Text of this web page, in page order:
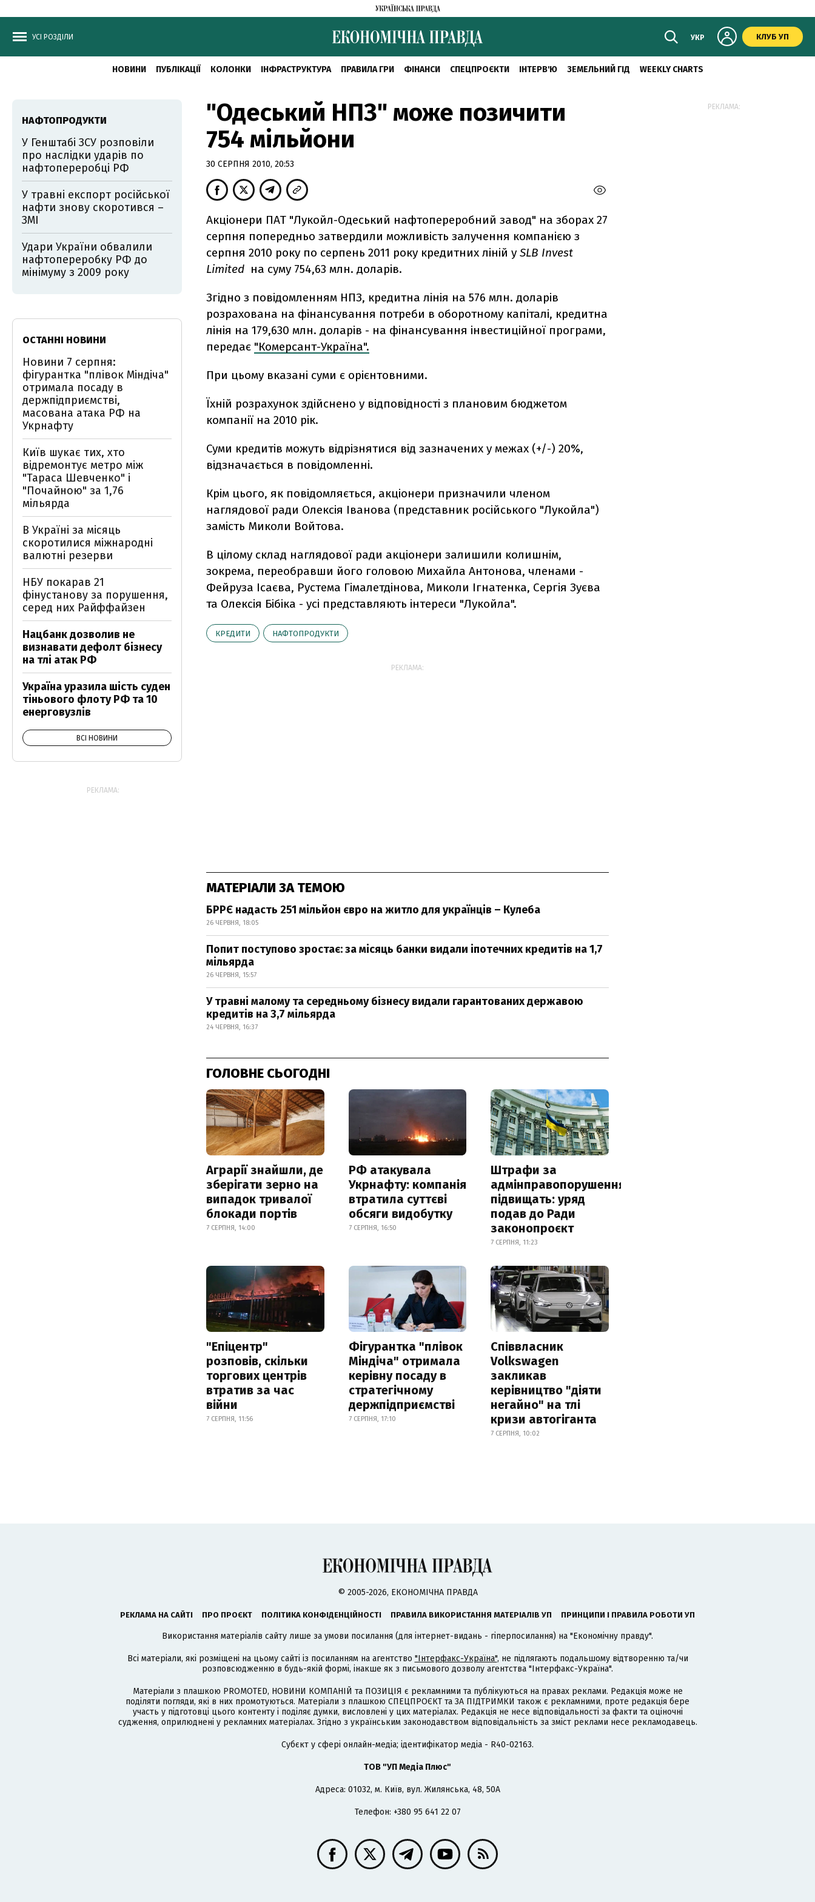
УСІ РОЗДІЛИ УКР КЛУБ УП
НОВИНИ ПУБЛІКАЦІЇ КОЛОНКИ ІНФРАСТРУКТУРА ПРАВИЛА ГРИ ФІНАНСИ СПЕЦПРОЄКТИ ІНТЕРВ'Ю ЗЕМЕЛЬНИЙ ГІД WEEKLY CHARTS
"Одеський НПЗ" може позичити
754 мільйони
30 СЕРПНЯ 2010, 20:53
Акціонери ПАТ "Лукойл-Одеський нафтопереробний завод" на зборах 27
серпня попередньо затвердили можливість залучення компанією з
серпня 2010 року по серпень 2011 року кредитних ліній у SLB Invest
Limited на суму 754,63 млн. доларів.
Згідно з повідомленням НПЗ, кредитна лінія на 576 млн. доларів
розрахована на фінансування потреби в оборотному капіталі, кредитна
лінія на 179,630 млн. доларів - на фінансування інвестиційної програми,
передає "Комерсант-Україна".
При цьому вказані суми є орієнтовними.
Їхній розрахунок здійснено у відповідності з плановим бюджетом
компанії на 2010 рік.
Суми кредитів можуть відрізнятися від зазначених у межах (+/-) 20%,
відзначається в повідомленні.
Крім цього, як повідомляється, акціонери призначили членом
наглядової ради Олексія Іванова (представник російського "Лукойла")
замість Миколи Войтова.
В цілому склад наглядової ради акціонери залишили колишнім,
зокрема, переобравши його головою Михайла Антонова, членами -
Фейруза Ісаєва, Рустема Гімалетдінова, Миколи Ігнатенка, Сергія Зуєва
та Олексія Бібіка - усі представляють інтереси "Лукойла".
КРЕДИТИ НАФТОПРОДУКТИ
РЕКЛАМА:
МАТЕРІАЛИ ЗА ТЕМОЮ
БРРЄ надасть 251 мільйон євро на житло для українців – Кулеба
26 ЧЕРВНЯ, 18:05
Попит поступово зростає: за місяць банки видали іпотечних кредитів на 1,7
мільярда
26 ЧЕРВНЯ, 15:57
У травні малому та середньому бізнесу видали гарантованих державою
кредитів на 3,7 мільярда
24 ЧЕРВНЯ, 16:37
ГОЛОВНЕ СЬОГОДНІ
Аграрії знайшли, де
зберігати зерно на
випадок тривалої
блокади портів
7 СЕРПНЯ, 14:00
РФ атакувала
Укрнафту: компанія
втратила суттєві
обсяги видобутку
7 СЕРПНЯ, 16:50
Штрафи за
адмінправопорушення
підвищать: уряд
подав до Ради
законопроєкт
7 СЕРПНЯ, 11:23
"Епіцентр"
розповів, скільки
торгових центрів
втратив за час
війни
7 СЕРПНЯ, 11:56
Фігурантка "плівок
Міндіча" отримала
керівну посаду в
стратегічному
держпідприємстві
7 СЕРПНЯ, 17:10
Співвласник
Volkswagen
закликав
керівництво "діяти
негайно" на тлі
кризи автогіганта
7 СЕРПНЯ, 10:02
НАФТОПРОДУКТИ
У Генштабі ЗСУ розповіли
про наслідки ударів по
нафтопереробці РФ
У травні експорт російської
нафти знову скоротився –
ЗМІ
Удари України обвалили
нафтопереробку РФ до
мінімуму з 2009 року
ОСТАННІ НОВИНИ
Новини 7 серпня:
фігурантка "плівок Міндіча"
отримала посаду в
держпідприємстві,
масована атака РФ на
Укрнафту
Київ шукає тих, хто
відремонтує метро між
"Тараса Шевченко" і
"Почайною" за 1,76
мільярда
В Україні за місяць
скоротилися міжнародні
валютні резерви
НБУ покарав 21
фінустанову за порушення,
серед них Райффайзен
Нацбанк дозволив не
визнавати дефолт бізнесу
на тлі атак РФ
Україна уразила шість суден
тіньового флоту РФ та 10
енерговузлів
ВСІ НОВИНИ
РЕКЛАМА:
РЕКЛАМА:
© 2005-2026, ЕКОНОМІЧНА ПРАВДА
РЕКЛАМА НА САЙТІ ПРО ПРОЄКТ ПОЛІТИКА КОНФІДЕНЦІЙНОСТІ ПРАВИЛА ВИКОРИСТАННЯ МАТЕРІАЛІВ УП ПРИНЦИПИ І ПРАВИЛА РОБОТИ УП
Використання матеріалів сайту лише за умови посилання (для інтернет-видань - гіперпосилання) на "Економічну правду".
Всі матеріали, які розміщені на цьому сайті із посиланням на агентство "Інтерфакс-Україна", не підлягають подальшому відтворенню та/чи
розповсюдженню в будь-якій формі, інакше як з письмового дозволу агентства "Інтерфакс-Україна".
Матеріали з плашкою PROMOTED, НОВИНИ КОМПАНІЙ та ПОЗИЦІЯ є рекламними та публікуються на правах реклами. Редакція може не
поділяти погляди, які в них промотуються. Матеріали з плашкою СПЕЦПРОЄКТ та ЗА ПІДТРИМКИ також є рекламними, проте редакція бере
участь у підготовці цього контенту і поділяє думки, висловлені у цих матеріалах. Редакція не несе відповідальності за факти та оціночні
судження, оприлюднені у рекламних матеріалах. Згідно з українським законодавством відповідальність за зміст реклами несе рекламодавець.
Cубєкт у сфері онлайн-медіа; ідентифікатор медіа - R40-02163.
ТОВ "УП Медіа Плюс"
Адреса: 01032, м. Київ, вул. Жилянська, 48, 50А
Телефон: +380 95 641 22 07